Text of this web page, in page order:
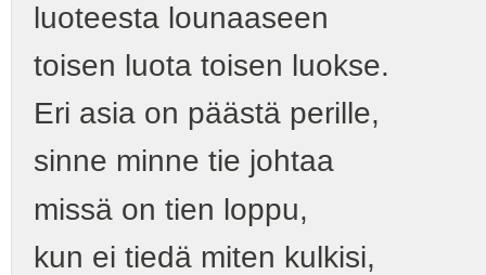
luoteesta lounaaseen
toisen luota toisen luokse.
Eri asia on päästä perille,
sinne minne tie johtaa
missä on tien loppu,
kun ei tiedä miten kulkisi,